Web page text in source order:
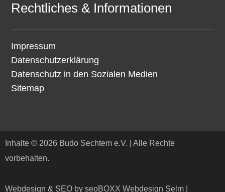
Rechtliches & Informationen
Impressum
Datenschutzerklärung
Datenschutz in den Sozialen Medien
Sitemap
Inhalte © 2026 Budo Sechtem e.V. | Alle Rechte
vorbehalten.
Webdesign & SEO by seoBOXX Webdesign Selm |